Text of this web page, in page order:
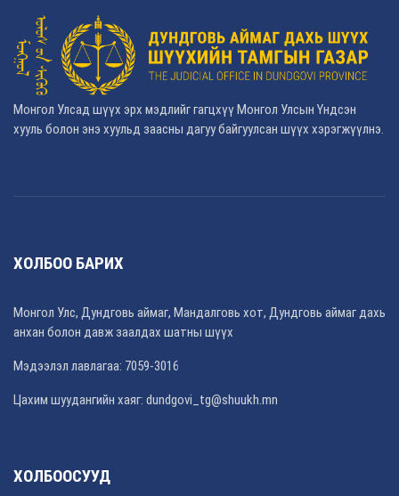
Монгол Улсад шүүх эрх мэдлийг гагцхүү Монгол Улсын Үндсэн
хууль болон энэ хуульд заасны дагуу байгуулсан шүүх хэрэгжүүлнэ.
ХОЛБОО БАРИХ
Монгол Улс, Дундговь аймаг, Мандалговь хот, Дундговь аймаг дахь
анхан болон давж заалдах шатны шүүх
Мэдээлэл лавлагаа: 7059-3016
Цахим шуудангийн хаяг: dundgovi_tg@shuukh.mn
ХОЛБООСУУД